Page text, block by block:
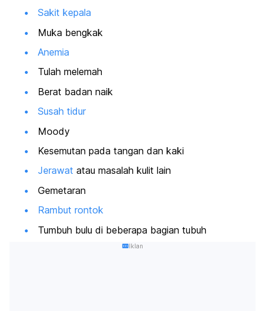
Sakit kepala
Muka bengkak
Anemia
Tulah melemah
Berat badan naik
Susah tidur
Moody
Kesemutan pada tangan dan kaki
Jerawat atau masalah kulit lain
Gemetaran
Rambut rontok
Tumbuh bulu di beberapa bagian tubuh
Iklan